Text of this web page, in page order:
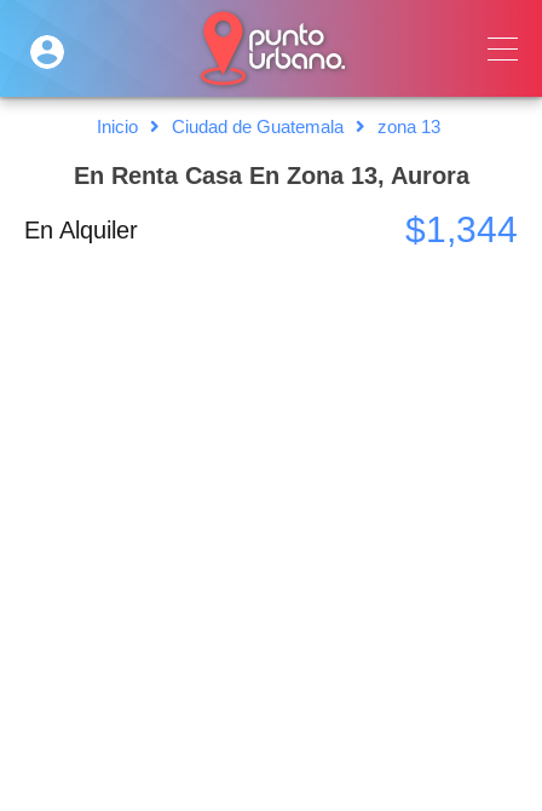
Inicio Ciudad de Guatemala zona 13
En Renta Casa En Zona 13, Aurora
En Alquiler $1,344